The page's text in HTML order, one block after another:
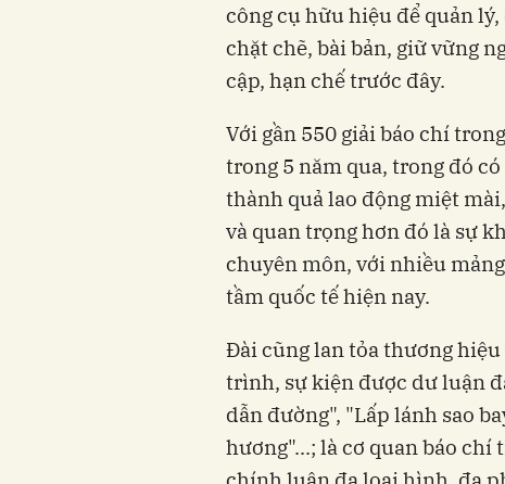
công cụ hữu hiệu để quản
chặt chẽ, bài bản, giữ vững
cập, hạn chế trước đây.
Với gần 550 giải báo chí
trong 5 năm qua, trong đó
thành quả lao động miệt
và quan trọng hơn đó là sự
chuyên môn, với nhiều
tầm quốc tế hiện nay.
Đài cũng lan tỏa thương
trình, sự kiện được dư luận
dẫn đường", "Lấp lánh sao
hương"...; là cơ quan báo